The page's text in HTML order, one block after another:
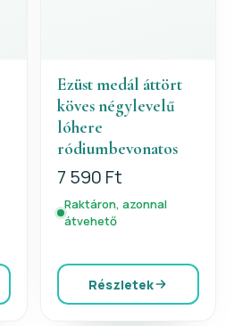
Ezüst medál áttört
köves négylevelű
lóhere
ródiumbevonatos
7 590 Ft
Raktáron, azonnal
átvehető
Részletek